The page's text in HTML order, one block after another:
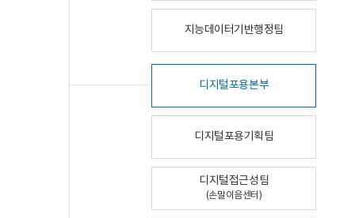
지능데이터기반행정팀
디지털포용본부
디지털포용기획팀
디지털접근성팀
(손말이음센터)